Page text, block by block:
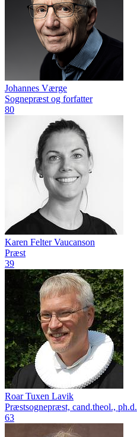
Johannes Værge
Sognepræst og forfatter
80
Karen Felter Vaucanson
Præst
39
Roar Tuxen Lavik
Præstsognepræst, cand.theol., ph.d.
63